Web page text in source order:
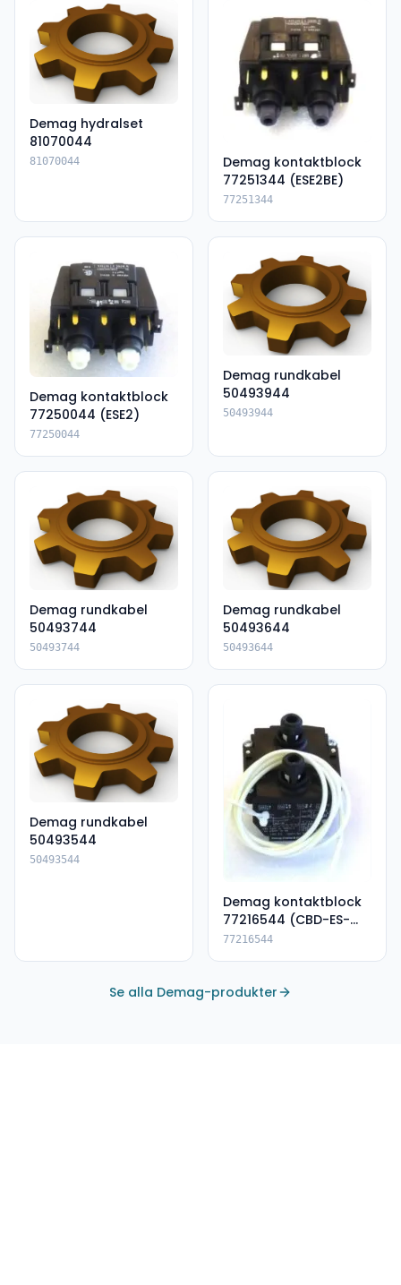
Demag hydralset
81070044
81070044
Demag kontaktblock
77251344 (ESE2BE)
77251344
Demag kontaktblock
77250044 (ESE2)
77250044
Demag rundkabel
50493944
50493944
Demag rundkabel
50493744
50493744
Demag rundkabel
50493644
50493644
Demag rundkabel
50493544
50493544
Demag kontaktblock
77216544 (CBD-ES-
DSK)
77216544
Se alla Demag-produkter